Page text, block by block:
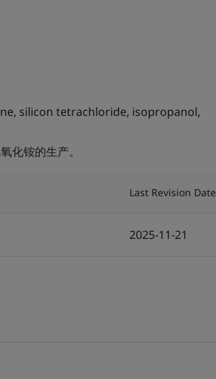
silicon tetrachloride, isopropanol,
化铵的生产。
Last Revision Date
2025-11-21